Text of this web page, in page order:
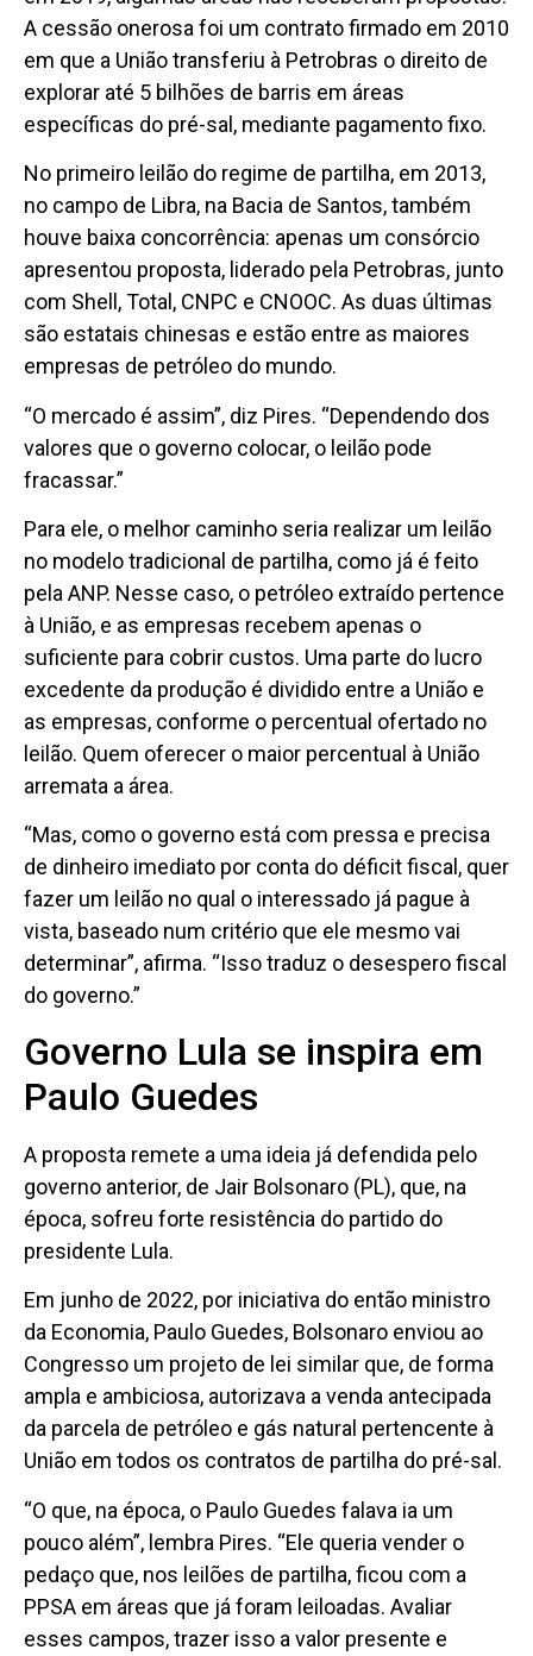
A cessão onerosa foi um contrato firmado em 2010
em que a União transferiu à Petrobras o direito de
explorar até 5 bilhões de barris em áreas
específicas do pré-sal, mediante pagamento fixo.
No primeiro leilão do regime de partilha, em 2013,
no campo de Libra, na Bacia de Santos, também
houve baixa concorrência: apenas um consórcio
apresentou proposta, liderado pela Petrobras, junto
com Shell, Total, CNPC e CNOOC. As duas últimas
são estatais chinesas e estão entre as maiores
empresas de petróleo do mundo.
“O mercado é assim”, diz Pires. “Dependendo dos
valores que o governo colocar, o leilão pode
fracassar.”
Para ele, o melhor caminho seria realizar um leilão
no modelo tradicional de partilha, como já é feito
pela ANP. Nesse caso, o petróleo extraído pertence
à União, e as empresas recebem apenas o
suficiente para cobrir custos. Uma parte do lucro
excedente da produção é dividido entre a União e
as empresas, conforme o percentual ofertado no
leilão. Quem oferecer o maior percentual à União
arremata a área.
“Mas, como o governo está com pressa e precisa
de dinheiro imediato por conta do déficit fiscal, quer
fazer um leilão no qual o interessado já pague à
vista, baseado num critério que ele mesmo vai
determinar”, afirma. “Isso traduz o desespero fiscal
do governo.”
Governo Lula se inspira em
Paulo Guedes
A proposta remete a uma ideia já defendida pelo
governo anterior, de Jair Bolsonaro (PL), que, na
época, sofreu forte resistência do partido do
presidente Lula.
Em junho de 2022, por iniciativa do então ministro
da Economia, Paulo Guedes, Bolsonaro enviou ao
Congresso um projeto de lei similar que, de forma
ampla e ambiciosa, autorizava a venda antecipada
da parcela de petróleo e gás natural pertencente à
União em todos os contratos de partilha do pré-sal.
“O que, na época, o Paulo Guedes falava ia um
pouco além”, lembra Pires. “Ele queria vender o
pedaço que, nos leilões de partilha, ficou com a
PPSA em áreas que já foram leiloadas. Avaliar
esses campos, trazer isso a valor presente e